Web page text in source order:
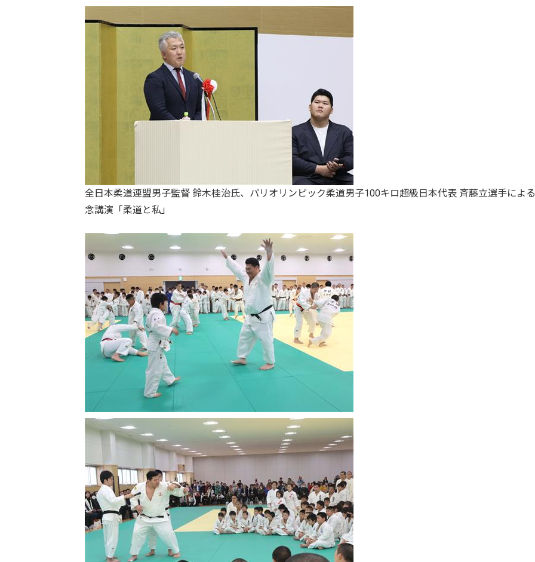
全日本柔道連盟男子監督 鈴木桂治氏、パリオリンピック柔道男子100キロ超級日本代表 斉藤立選手によ
念講演「柔道と私」